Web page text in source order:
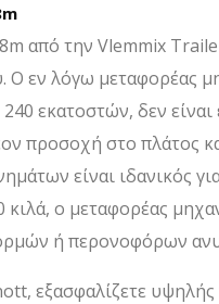
από την Vlemmix
εν λόγω μεταφορέας
εκατοστών, δεν
προσοχή στο
είναι ιδανικός
ο μεταφορέας
ή περονοφόρων
εξασφαλίζετε